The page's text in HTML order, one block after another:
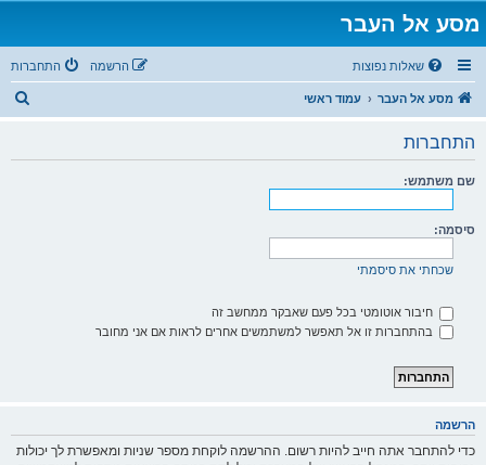
מסע אל העבר
שאלות נפוצות התחברות הרשמה
מסע אל העבר עמוד ראשי
התחברות
שם משתמש:
סיסמה:
שכחתי את סיסמתי
חיבור אוטומטי בכל פעם שאבקר ממחשב זה
בהתחברות זו אל תאפשר למשתמשים אחרים לראות אם אני מחובר
הרשמה
כדי להתחבר אתה חייב להיות רשום. ההרשמה לוקחת מספר שניות ומאפשרת לך יכולות